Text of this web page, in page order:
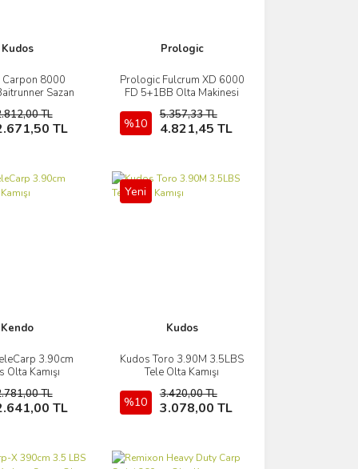
Kudos
Carpon 8000
Sazan
TL
TL
İncele
Ekle
Prologic
Prologic Fulcrum XD 6000
FD 5+1BB Olta Makinesi
%10
5.357,33 TL
4.821,45 TL
İncele
Sepete Ekle
Kendo
3.90cm
Olta Kamışı
TL
TL
İncele
Ekle
Yeni
Kudos
Kudos Toro 3.90M 3.5LBS
Tele Olta Kamışı
%10
3.420,00 TL
3.078,00 TL
İncele
Sepete Ekle